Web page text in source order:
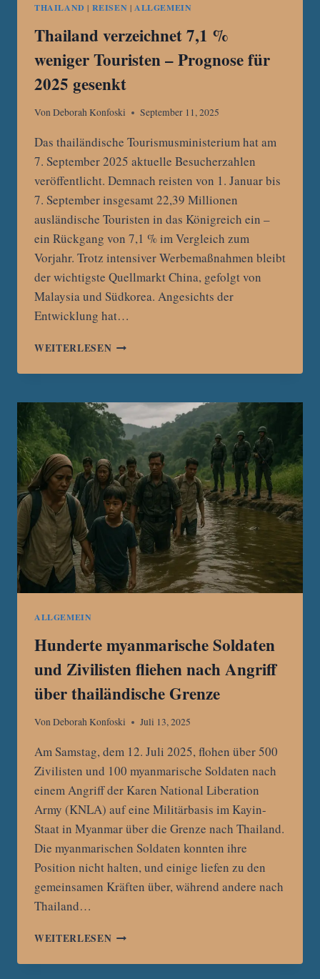
THAILAND | REISEN | ALLGEMEIN
Thailand verzeichnet 7,1 %
weniger Touristen – Prognose für
2025 gesenkt
VonDeborah Konfoski September 11, 2025
Das thailändische Tourismusministerium hat am
7. September 2025 aktuelle Besucherzahlen
veröffentlicht. Demnach reisten von 1. Januar bis
7. September insgesamt 22,39 Millionen
ausländische Touristen in das Königreich ein –
ein Rückgang von 7,1 % im Vergleich zum
Vorjahr. Trotz intensiver Werbemaßnahmen bleibt
der wichtigste Quellmarkt China, gefolgt von
Malaysia und Südkorea. Angesichts der
Entwicklung hat…
WEITERLESENTHAILAND
7,1
WENIGER
TOURISTEN
–
PROGNOSE
FÜR
2025
GESENKT
ALLGEMEIN
Hunderte myanmarische Soldaten
und Zivilisten fliehen nach Angriff
über thailändische Grenze
VonDeborah Konfoski Juli 13, 2025
Am Samstag, dem 12. Juli 2025, flohen über 500
Zivilisten und 100 myanmarische Soldaten nach
einem Angriff der Karen National Liberation
Army (KNLA) auf eine Militärbasis im Kayin-
Staat in Myanmar über die Grenze nach Thailand.
Die myanmarischen Soldaten konnten ihre
Position nicht halten, und einige liefen zu den
gemeinsamen Kräften über, während andere nach
Thailand…
WEITERLESENHUNDERTE
SOLDATEN